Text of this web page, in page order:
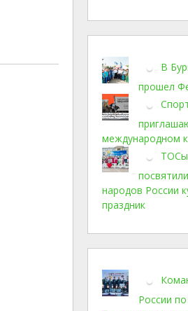
В
прошел
международном
ТОСы
народов России
праздник
России